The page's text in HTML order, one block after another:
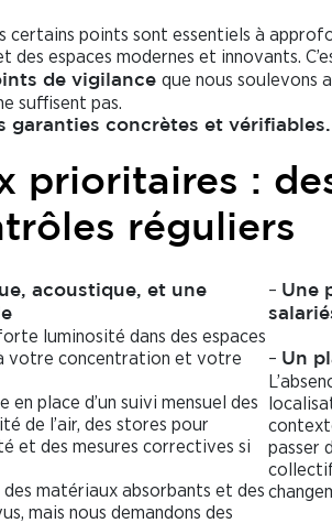
certains points sont essentiels à
des espaces modernes et innovants.
de vigilance que nous soulevons
suffisent pas.
garanties concrètes et vérifiables.
prioritaires :
réguliers
acoustique, et une
luminosité dans des espaces
votre concentration et votre
en place d’un suivi mensuel des
de l’air, des stores pour
et des mesures correctives si
des matériaux absorbants et des
mais nous demandons des
– Une
– Un
passer